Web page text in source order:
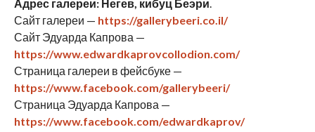
Адрес галереи: Негев, кибуц Беэри.
Сайт галереи — https://gallerybeeri.co.il/
Сайт Эдуарда Капрова —
https://www.edwardkaprovcollodion.com/
Страница галереи в фейсбуке —
https://www.facebook.com/gallerybeeri/
Страница Эдуарда Капрова —
https://www.facebook.com/edwardkaprov/